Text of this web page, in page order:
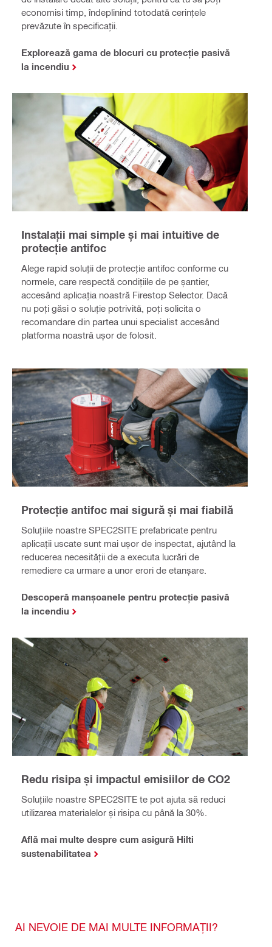
economisi timp, îndeplinind totodată cerințele
prevăzute în specificații.
Explorează gama de blocuri cu protecție pasivă
la incendiu
Instalații mai simple și mai intuitive de
protecție antifoc
Alege rapid soluții de protecție antifoc conforme cu
normele, care respectă condițiile de pe șantier,
accesând aplicația noastră Firestop Selector. Dacă
nu poți găsi o soluție potrivită, poți solicita o
recomandare din partea unui specialist accesând
platforma noastră ușor de folosit.
Protecție antifoc mai sigură și mai fiabilă
Soluțiile noastre SPEC2SITE prefabricate pentru
aplicații uscate sunt mai ușor de inspectat, ajutând la
reducerea necesității de a executa lucrări de
remediere ca urmare a unor erori de etanșare.
Descoperă manșoanele pentru protecție pasivă
la incendiu
Redu risipa și impactul emisiilor de CO2
Soluțiile noastre SPEC2SITE te pot ajuta să reduci
utilizarea materialelor și risipa cu până la 30%.
Află mai multe despre cum asigură Hilti
sustenabilitatea
AI NEVOIE DE MAI MULTE INFORMAȚII?